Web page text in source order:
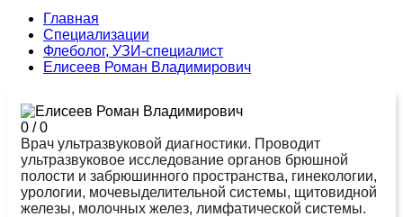
Главная
Специализации
Флеболог, УЗИ-специалист
Елисеев Роман Владимирович
0 /0
Врач ультразвуковой диагностики. Проводит
ультразвуковое исследование органов брюшной
полости и забрюшинного пространства, гинекологии,
урологии, мочевыделительной системы, щитовидной
железы, молочных желез, лимфатической системы.